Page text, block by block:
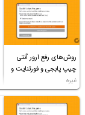
روش‌های رفع ارور آنتی
چیپ پابجی و فورتنایت و
غیره